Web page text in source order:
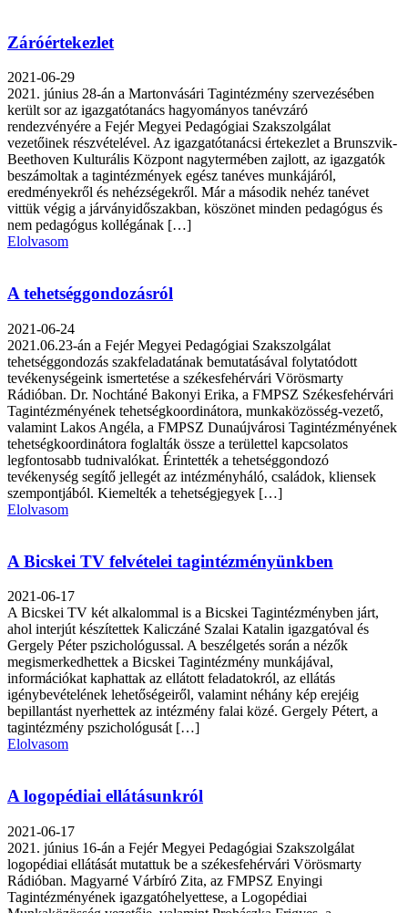
Záróértekezlet
2021-06-29
2021. június 28-án a Martonvásári Tagintézmény szervezésében
került sor az igazgatótanács hagyományos tanévzáró
rendezvényére a Fejér Megyei Pedagógiai Szakszolgálat
vezetőinek részvételével. Az igazgatótanácsi értekezlet a Brunszvik-
Beethoven Kulturális Központ nagytermében zajlott, az igazgatók
beszámoltak a tagintézmények egész tanéves munkájáról,
eredményekről és nehézségekről. Már a második nehéz tanévet
vittük végig a járványidőszakban, köszönet minden pedagógus és
nem pedagógus kollégának […]
Elolvasom
A tehetséggondozásról
2021-06-24
2021.06.23-án a Fejér Megyei Pedagógiai Szakszolgálat
tehetséggondozás szakfeladatának bemutatásával folytatódott
tevékenységeink ismertetése a székesfehérvári Vörösmarty
Rádióban. Dr. Nochtáné Bakonyi Erika, a FMPSZ Székesfehérvári
Tagintézményének tehetségkoordinátora, munkaközösség-vezető,
valamint Lakos Angéla, a FMPSZ Dunaújvárosi Tagintézményének
tehetségkoordinátora foglalták össze a területtel kapcsolatos
legfontosabb tudnivalókat. Érintették a tehetséggondozó
tevékenység segítő jellegét az intézményháló, családok, kliensek
szempontjából. Kiemelték a tehetségjegyek […]
Elolvasom
A Bicskei TV felvételei tagintézményünkben
2021-06-17
A Bicskei TV két alkalommal is a Bicskei Tagintézményben járt,
ahol interjút készítettek Kaliczáné Szalai Katalin igazgatóval és
Gergely Péter pszichológussal. A beszélgetés során a nézők
megismerkedhettek a Bicskei Tagintézmény munkájával,
információkat kaphattak az ellátott feladatokról, az ellátás
igénybevételének lehetőségeiről, valamint néhány kép erejéig
bepillantást nyerhettek az intézmény falai közé. Gergely Pétert, a
tagintézmény pszichológusát […]
Elolvasom
A logopédiai ellátásunkról
2021-06-17
2021. június 16-án a Fejér Megyei Pedagógiai Szakszolgálat
logopédiai ellátását mutattuk be a székesfehérvári Vörösmarty
Rádióban. Magyarné Várbíró Zita, az FMPSZ Enyingi
Tagintézményének igazgatóhelyettese, a Logopédiai